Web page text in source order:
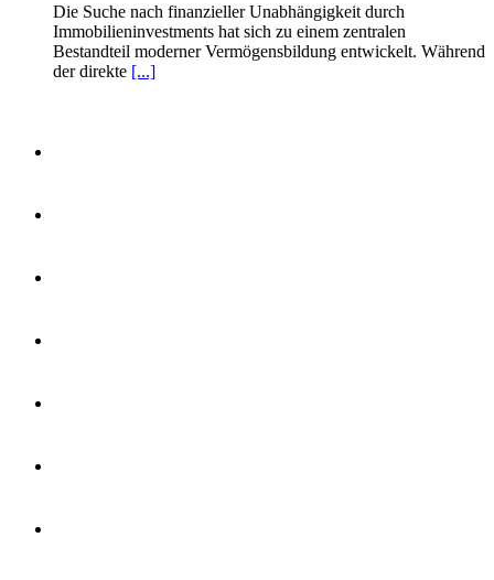
Die Suche nach finanzieller Unabhängigkeit durch
Immobilieninvestments hat sich zu einem zentralen
Bestandteil moderner Vermögensbildung entwickelt. Während
der direkte [...]